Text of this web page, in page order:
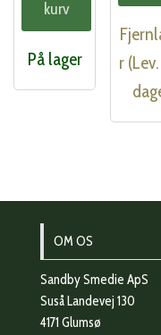
kurv
På lager
r
OM OS
Sandby Smedie ApS
Suså Landevej 130
4171 Glumsø